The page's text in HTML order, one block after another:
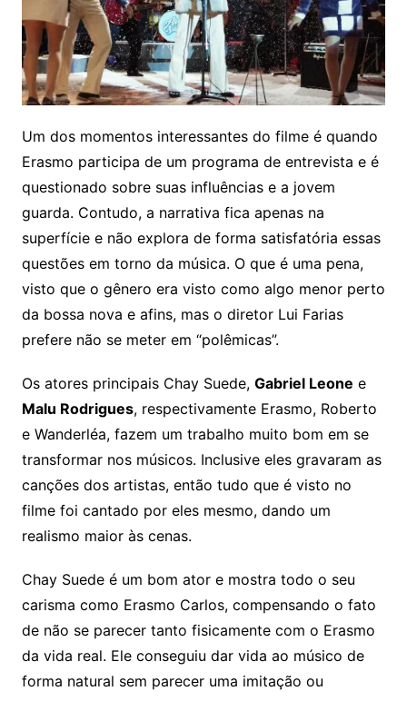
Um dos momentos interessantes do filme é quando
Erasmo participa de um programa de entrevista e é
questionado sobre suas influências e a jovem
guarda. Contudo, a narrativa fica apenas na
superfície e não explora de forma satisfatória essas
questões em torno da música. O que é uma pena,
visto que o gênero era visto como algo menor perto
da bossa nova e afins, mas o diretor Lui Farias
prefere não se meter em “polêmicas”.
Os atores principais Chay Suede, Gabriel Leone e
Malu Rodrigues, respectivamente Erasmo, Roberto
e Wanderléa, fazem um trabalho muito bom em se
transformar nos músicos. Inclusive eles gravaram as
canções dos artistas, então tudo que é visto no
filme foi cantado por eles mesmo, dando um
realismo maior às cenas.
Chay Suede é um bom ator e mostra todo o seu
carisma como Erasmo Carlos, compensando o fato
de não se parecer tanto fisicamente com o Erasmo
da vida real. Ele conseguiu dar vida ao músico de
forma natural sem parecer uma imitação ou